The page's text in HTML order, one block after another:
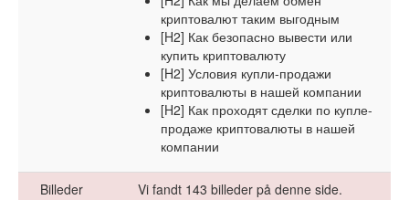
криптовалют таким выгодным
[H2] Как безопасно вывести или
купить криптовалюту
[H2] Условия купли-продажи
криптовалюты в нашей компании
[H2] Как проходят сделки по купле-
продаже криптовалюты в нашей
компании
Billeder
Vi fandt 143 billeder på denne side.